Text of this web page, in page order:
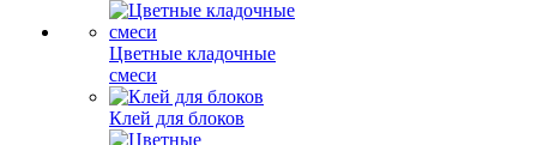
Цветные кладочные
смеси
Клей для блоков